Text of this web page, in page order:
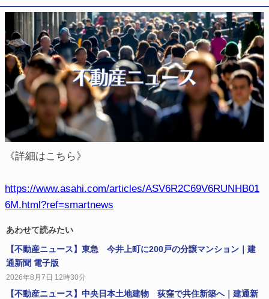
《詳細はこちら》
https://www.asahi.com/articles/ASV6R2C69V6RUNHB01
6M.html?ref=smartnews
あわせて読みたい
【不動産ニュース】東急 今井上町に200戸の分譲マンション｜建
通新聞 電子版
2026年8月7日 12時30分
【不動産ニュース】中央日本土地建物 荻窪で共住新築へ｜建通新